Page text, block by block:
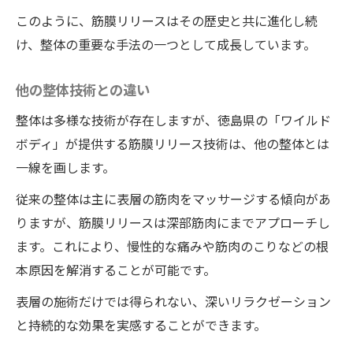
施術後の心地よい余韻
深部からのアプローチ整体院ワイルドボディで
血行促進がもたらす体への恩恵
代謝改善の具体的な効果
健康習慣としての整体
血行と代謝を良くする生活習慣
ワイルドボディで体験できる筋膜リリース整体
地域的な特徴と注目点
このように、筋膜リリースはその歴史と共に進化し続
け、整体の重要な手法の一つとして成長しています。
他の整体技術との違い
整体は多様な技術が存在しますが、徳島県の「ワイルド
ボディ」が提供する筋膜リリース技術は、他の整体とは
一線を画します。
従来の整体は主に表層の筋肉をマッサージする傾向があ
りますが、筋膜リリースは深部筋肉にまでアプローチし
ます。これにより、慢性的な痛みや筋肉のこりなどの根
本原因を解消することが可能です。
表層の施術だけでは得られない、深いリラクゼーション
と持続的な効果を実感することができます。